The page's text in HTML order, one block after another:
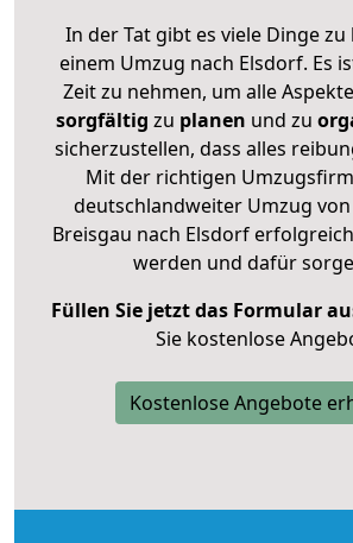
In der Tat gibt es viele Dinge
einem Umzug nach Elsdorf. Es
Zeit zu nehmen, um alle
sorgfältig zu planen und zu
sicherzustellen, dass alles
Mit der richtigen
deutschlandweiter Umzug
Breisgau nach Elsdorf
werden und dafür
Füllen Sie jetzt das Formular
Sie kostenlose
Kostenlose Angebote